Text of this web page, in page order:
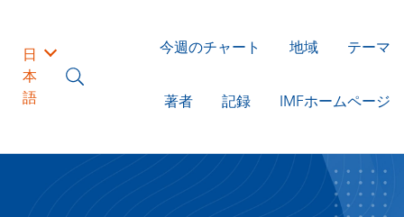
日
本
語
今週のチャート 地域 テーマ
著者 記録 IMFホームページ